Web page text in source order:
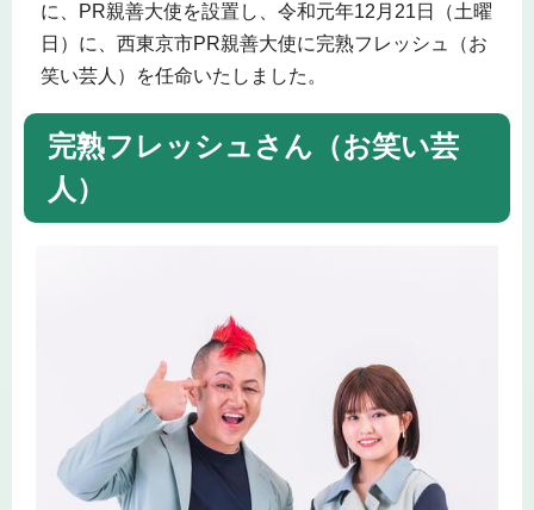
に、PR親善大使を設置し、令和元年12月21日（土曜
日）に、西東京市PR親善大使に完熟フレッシュ（お
笑い芸人）を任命いたしました。
完熟フレッシュさん（お笑い芸
人）